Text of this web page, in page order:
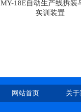
MY-18E自动生产线拆装
实训装置
网站首页 关